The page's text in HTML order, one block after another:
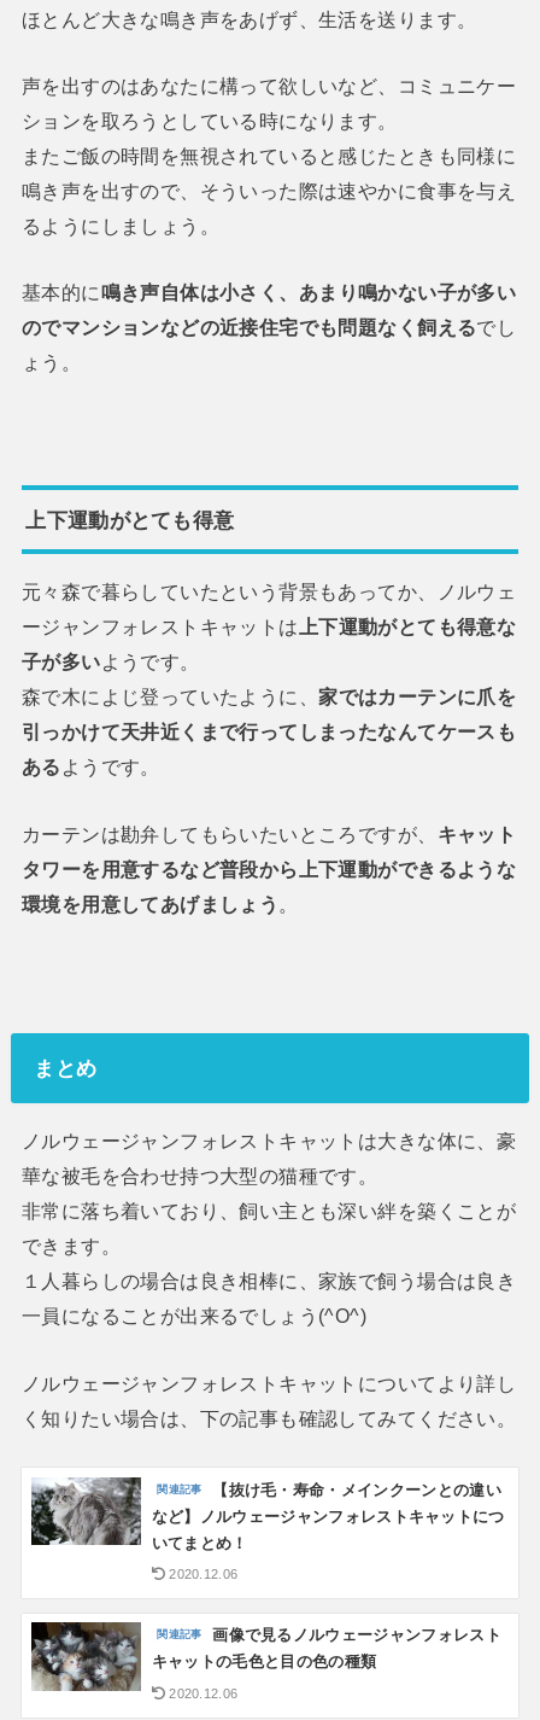
ほとんど大きな鳴き声をあげず、生活を送ります。
声を出すのはあなたに構って欲しいなど、コミュニケー
ションを取ろうとしている時になります。
またご飯の時間を無視されていると感じたときも同様に
鳴き声を出すので、そういった際は速やかに食事を与え
るようにしましょう。
基本的に鳴き声自体は小さく、あまり鳴かない子が多い
のでマンションなどの近接住宅でも問題なく飼えるでし
ょう。
上下運動がとても得意
元々森で暮らしていたという背景もあってか、ノルウェ
ージャンフォレストキャットは 上下運動がとても得意な
子が多いようです。
森で木によじ登っていたように、家ではカーテンに爪を
引っかけて天井近くまで行ってしまったなんてケースも
ある ようです。
カーテンは勘弁してもらいたいところですが、 キャット
タワーを用意するなど普段から上下運動ができるような
環境を用意してあげましょう 。
まとめ
ノルウェージャンフォレストキャットは大きな体に、豪
華な被毛を合わせ持つ大型の猫種です。
非常に落ち着いており、飼い主とも深い絆を築くことが
できます。
１人暮らしの場合は良き相棒に、家族で飼う場合は良き
一員になることが出来るでしょう(^O^)
ノルウェージャンフォレストキャットについてより詳し
く知りたい場合は、下の記事も確認してみてください。
【抜け毛・寿命・メインクーンとの違い
など】ノルウェージャンフォレストキャットにつ
いてまとめ！
2020.12.06
画像で見るノルウェージャンフォレスト
キャットの毛色と目の色の種類
2020.12.06